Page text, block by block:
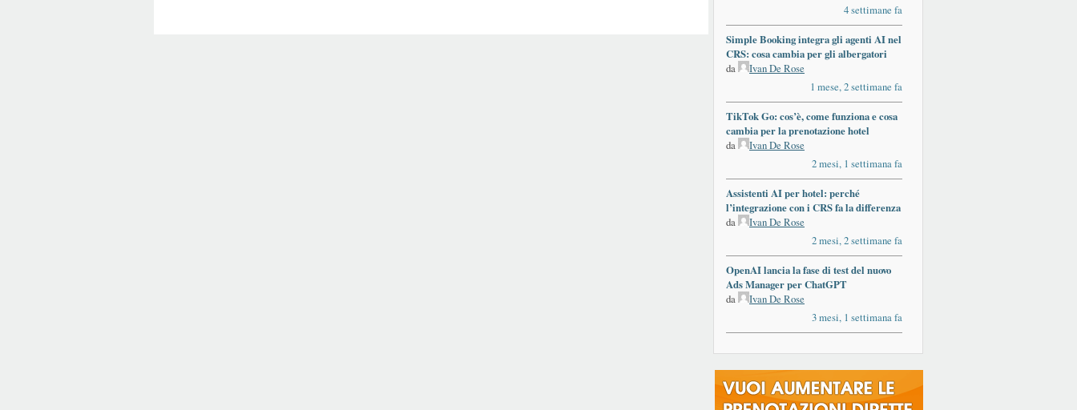
4 settimane fa
Simple Booking integra gli agenti AI nel
CRS: cosa cambia per gli albergatori
da
Ivan De Rose
1 mese, 2 settimane fa
TikTok Go: cos’è, come funziona e cosa
cambia per la prenotazione hotel
da
Ivan De Rose
2 mesi, 1 settimana fa
Assistenti AI per hotel: perché
l’integrazione con i CRS fa la differenza
da
Ivan De Rose
2 mesi, 2 settimane fa
OpenAI lancia la fase di test del nuovo
Ads Manager per ChatGPT
da
Ivan De Rose
3 mesi, 1 settimana fa